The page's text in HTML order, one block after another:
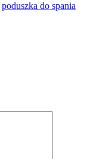
poduszka do spania